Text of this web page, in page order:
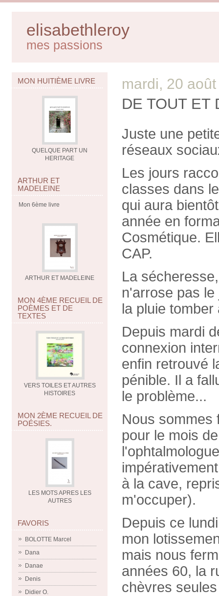
elisabethleroy
mes passions
MON HUITIÈME LIVRE
QUELQUE PART UN
HERITAGE
ARTHUR ET
MADELEINE
Mon 6ème livre
ARTHUR ET MADELEINE
MON 4ÈME RECUEIL DE
POÈMES ET DE
TEXTES
VERS TOILES ET AUTRES
HISTOIRES
MON 2ÈME RECUEIL DE
POÉSIES.
LES MOTS APRES LES
AUTRES
FAVORIS
BOLOTTE Marcel
Dana
Danae
Denis
Didier O.
mardi, 20
DE TOUT ET
Juste une
réseaux
Les jours
classes dans
qui aura
année en
Cosmétique.
CAP.
La
n'arrose pas
la pluie
Depuis mardi
connexion
enfin retrouvé
pénible. Il a
le problème...
Nous sommes
pour le mois
à la cave,
m'occuper).
Depuis ce
mon
mais nous
années 60, la
chèvres